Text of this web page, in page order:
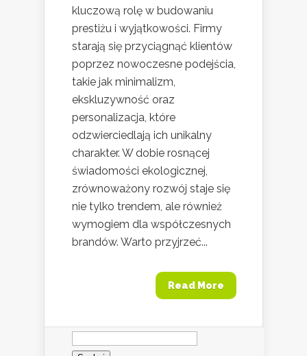
kluczową rolę w budowaniu
prestiżu i wyjątkowości. Firmy
starają się przyciągnąć klientów
poprzez nowoczesne podejścia,
takie jak minimalizm,
ekskluzywność oraz
personalizacja, które
odzwierciedlają ich unikalny
charakter. W dobie rosnącej
świadomości ekologicznej,
zrównoważony rozwój staje się
nie tylko trendem, ale również
wymogiem dla współczesnych
brandów. Warto przyjrzeć...
Read More
Szukaj: